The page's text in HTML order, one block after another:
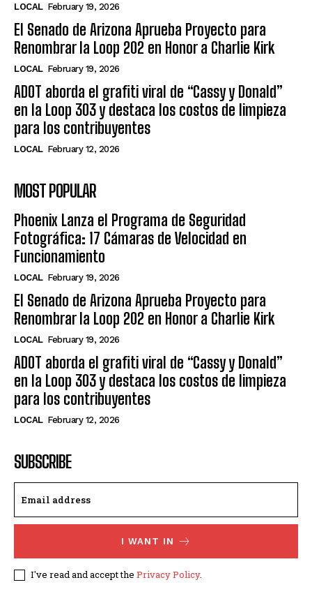
LOCAL February 19, 2026
El Senado de Arizona Aprueba Proyecto para
Renombrar la Loop 202 en Honor a Charlie Kirk
LOCAL February 19, 2026
ADOT aborda el grafiti viral de “Cassy y Donald”
en la Loop 303 y destaca los costos de limpieza
para los contribuyentes
LOCAL February 12, 2026
MOST POPULAR
Phoenix Lanza el Programa de Seguridad
Fotográfica: 17 Cámaras de Velocidad en
Funcionamiento
LOCAL February 19, 2026
El Senado de Arizona Aprueba Proyecto para
Renombrar la Loop 202 en Honor a Charlie Kirk
LOCAL February 19, 2026
ADOT aborda el grafiti viral de “Cassy y Donald”
en la Loop 303 y destaca los costos de limpieza
para los contribuyentes
LOCAL February 12, 2026
SUBSCRIBE
I WANT IN
I've read and accept the Privacy Policy.